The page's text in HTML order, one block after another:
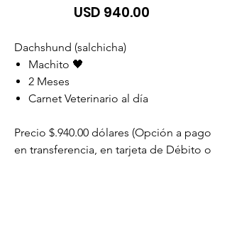
USD 940.00
Dachshund (salchicha)
Machito 🖤
2 Meses
Carnet Veterinario al día
Precio $.940.00 dólares (Opción a pago
en transferencia, en tarjeta de Débito o